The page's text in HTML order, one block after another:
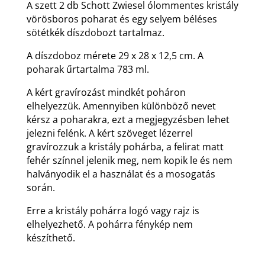
A szett 2 db Schott Zwiesel ólommentes kristály
vörösboros poharat és egy selyem béléses
sötétkék díszdobozt tartalmaz.
A díszdoboz mérete 29 x 28 x 12,5 cm. A
poharak űrtartalma 783 ml.
A kért gravírozást mindkét poháron
elhelyezzük. Amennyiben különböző nevet
kérsz a poharakra, ezt a megjegyzésben lehet
jelezni felénk. A kért szöveget lézerrel
gravírozzuk a kristály pohárba, a felirat matt
fehér színnel jelenik meg, nem kopik le és nem
halványodik el a használat és a mosogatás
során.
Erre a kristály pohárra logó vagy rajz is
elhelyezhető. A pohárra fénykép nem
készíthető.